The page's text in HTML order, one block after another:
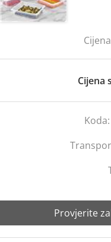
Cijena
Koda:
Provjerite